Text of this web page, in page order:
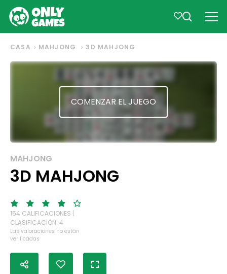
CASA MAHJONG 3D MAHJONG
COMENZAR EL JUEGO
MAHJONG
3D MAHJONG
154 CALIFICACIONES |
CLASIFICACIÓN: 4
Las valoraciones no están
verificadas